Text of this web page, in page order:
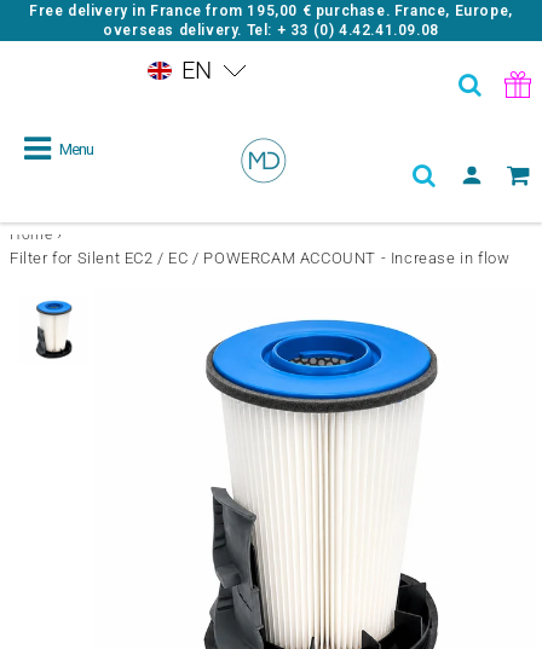
Free delivery in France from 195,00 € purchase. France, Europe,
overseas delivery. Tel: + 33 (0) 4.42.41.09.08
Menu
Home ›
Filter for Silent EC2 / EC / POWERCAM ACCOUNT - Increase in flow
EN